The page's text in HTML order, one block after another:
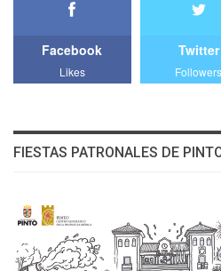
Facebook
Likes
Twitter
Followers
FIESTAS PATRONALES DE